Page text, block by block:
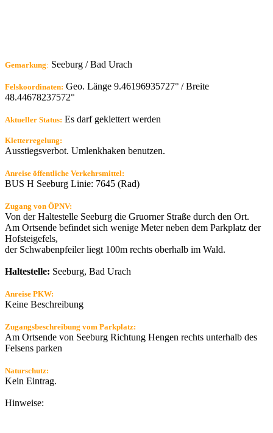
Gemarkung: Seeburg / Bad Urach
Felskoordinaten: Geo. Länge 9.46196935727° / Breite
48.44678237572°
Aktueller Status: Es darf geklettert werden
Kletterregelung:
Ausstiegsverbot. Umlenkhaken benutzen.
Anreise öffentliche Verkehrsmittel:
BUS H Seeburg Linie: 7645 (Rad)
Zugang von ÖPNV:
Von der Haltestelle Seeburg die Gruorner Straße durch den Ort.
Am Ortsende befindet sich wenige Meter neben dem Parkplatz der
Hofsteigefels,
der Schwabenpfeiler liegt 100m rechts oberhalb im Wald.
Haltestelle: Seeburg, Bad Urach
Anreise PKW:
Keine Beschreibung
Zugangsbeschreibung vom Parkplatz:
Am Ortsende von Seeburg Richtung Hengen rechts unterhalb des
Felsens parken
Naturschutz:
Kein Eintrag.
Hinweise: